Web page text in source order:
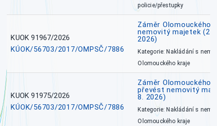
policie/přestupky
KUOK 91967/2026
KÚOK/56703/2017/OMPSČ/7886
Záměr Olomouckého
nemovitý majetek
2026)
Kategorie: Nakládání s
Olomouckého kraje
KUOK 91975/2026
KÚOK/56703/2017/OMPSČ/7886
Záměr Olomouckého
převést nemovitý
8. 2026)
Kategorie: Nakládání s
Olomouckého kraje